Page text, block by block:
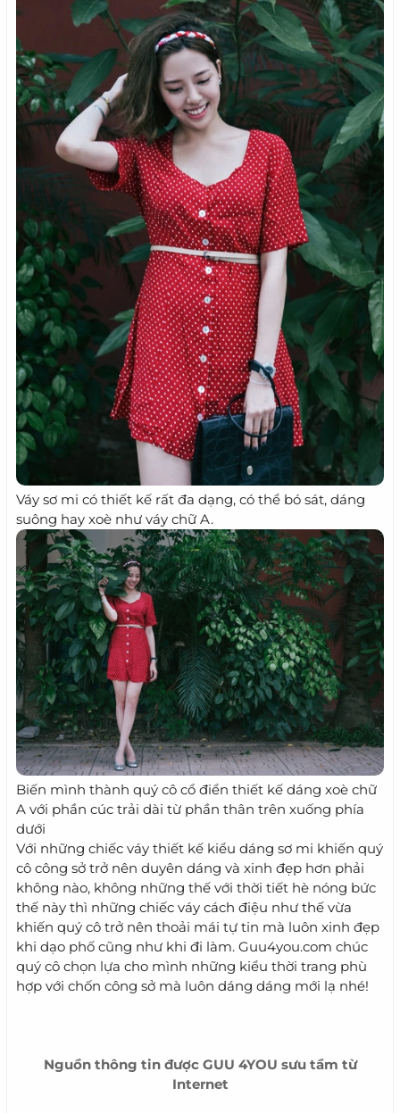
Váy sơ mi có thiết kế rất đa dạng, có thể bó sát, dáng
suông hay xoè như váy chữ A.
Biến mình thành quý cô cổ điển thiết kế dáng xoè chữ
A với phần cúc trải dài từ phần thân trên xuống phía
dưới
Với những chiếc váy thiết kế kiểu dáng sơ mi khiến quý
cô công sở trở nên duyên dáng và xinh đẹp hơn phải
không nào, không những thế với thời tiết hè nóng bức
thế này thì những chiếc váy cách điệu như thế vừa
khiến quý cô trở nên thoải mái tự tin mà luôn xinh đẹp
khi dạo phố cũng như khi đi làm. Guu4you.com chúc
quý cô chọn lựa cho mình những kiểu thời trang phù
hợp với chốn công sở mà luôn dáng dáng mới lạ nhé!
Nguồn thông tin được GUU 4YOU sưu tầm từ
Internet